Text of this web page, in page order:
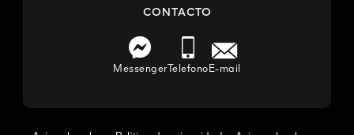
CONTACTO
MessengerTelefono E-mail